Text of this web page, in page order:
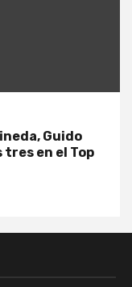
Guido
tres en el Top